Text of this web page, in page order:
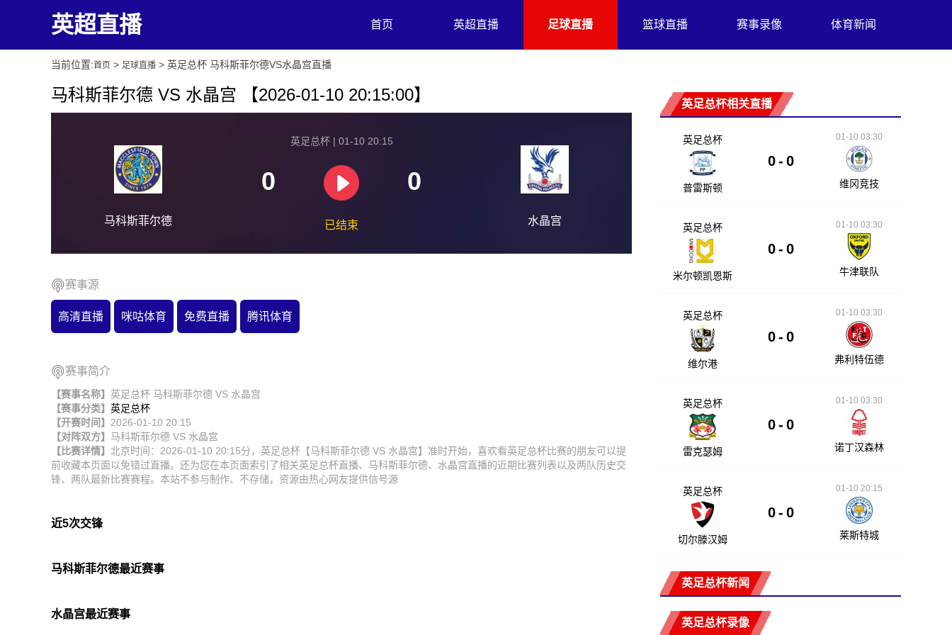
英超直播 首页 英超直播 足球直播 篮球直播 赛事录像 体育新闻
当前位置:首页 > 足球直播 > 英足总杯 马科斯菲尔德VS水晶宫直播
马科斯菲尔德 VS 水晶宫 【2026-01-10 20:15:00】
马科斯菲尔德
英足总杯 | 01-10 20:15
0 0
已结束 水晶宫
赛事源
高清直播 咪咕体育 免费直播 腾讯体育
赛事简介
【赛事名称】 英足总杯 马科斯菲尔德 VS 水晶宫
【赛事分类】 英足总杯
【开赛时间】 2026-01-10 20:15
【对阵双方】 马科斯菲尔德 VS 水晶宫
【比赛详情】 北京时间：2026-01-10 20:15分，英足总杯【马科斯菲尔德 VS 水晶宫】准时开始，喜欢看英足总杯比赛的朋友可以提
前收藏本页面以免错过直播。还为您在本页面索引了相关英足总杯直播、马科斯菲尔德、水晶宫直播的近期比赛列表以及两队历史交
锋、两队最新比赛赛程。本站不参与制作、不存储，资源由热心网友提供信号源
近5次交锋
马科斯菲尔德最近赛事
水晶宫最近赛事
英足总杯相关直播
英足总杯
普雷斯顿
0 - 0
01-10 03:30
维冈竞技
英足总杯
米尔顿凯恩斯
0 - 0
01-10 03:30
牛津联队
英足总杯
维尔港
0 - 0
01-10 03:30
弗利特伍德
英足总杯
雷克瑟姆
0 - 0
01-10 03:30
诺丁汉森林
英足总杯
切尔滕汉姆
0 - 0
01-10 20:15
莱斯特城
英足总杯新闻
英足总杯录像